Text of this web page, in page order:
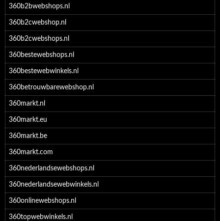
360b2bwebshops.nl
360b2cwebshop.nl
360b2cwebshops.nl
360bestewebshops.nl
360bestewebwinkels.nl
360betrouwbarewebshop.nl
360markt.nl
360markt.eu
360markt.be
360markt.com
360nederlandsewebshops.nl
360nederlandsewebwinkels.nl
360onlinewebshops.nl
360topwebwinkels.nl